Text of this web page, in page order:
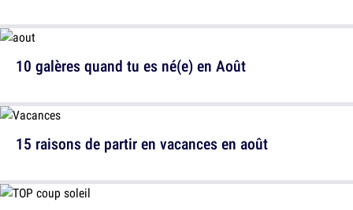
10 galères quand tu es né(e) en Août
15 raisons de partir en vacances en août